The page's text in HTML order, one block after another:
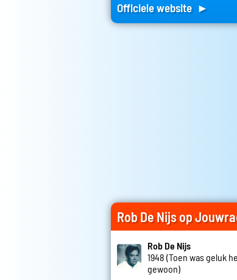
Officiele website ►
Rob De Nijs op
Rob De Nijs
1948 (Toen was geluk
gewoon)